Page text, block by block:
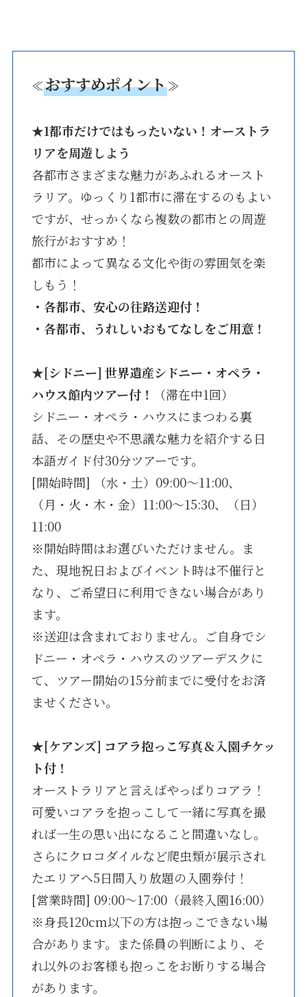
≪おすすめポイント≫
★1都市だけではもったいない！オーストラ
リアを周遊しよう
各都市さまざまな魅力があふれるオースト
ラリア。ゆっくり1都市に滞在するのもよい
ですが、せっかくなら複数の都市との周遊
旅行がおすすめ！
都市によって異なる文化や街の雰囲気を楽
しもう！
・各都市、安心の往路送迎付！
・各都市、うれしいおもてなしをご用意！
★[シドニー] 世界遺産シドニー・オペラ・
ハウス館内ツアー付！
（滞在中1回）
シドニー・オペラ・ハウスにまつわる裏
話、その歴史や不思議な魅力を紹介する日
本語ガイド付30分ツアーです。
[開始時間] （水・土）09:00～11:00、
（月・火・木・金）11:00～15:30、（日）
11:00
※開始時間はお選びいただけません。ま
た、現地祝日およびイベント時は不催行と
なり、ご希望日に利用できない場合があり
ます。
※送迎は含まれておりません。ご自身でシ
ドニー・オペラ・ハウスのツアーデスクに
て、ツアー開始の15分前までに受付をお済
ませください。
★[ケアンズ] コアラ抱っこ写真＆入園チケッ
ト付！
オーストラリアと言えばやっぱりコアラ！
可愛いコアラを抱っこして一緒に写真を撮
れば一生の思い出になること間違いなし。
さらにクロコダイルなど爬虫類が展示され
たエリアへ5日間入り放題の入園券付！
[営業時間] 09:00～17:00（最終入園16:00）
※身長120cm以下の方は抱っこできない場
合があります。また係員の判断により、そ
れ以外のお客様も抱っこをお断りする場合
があります。